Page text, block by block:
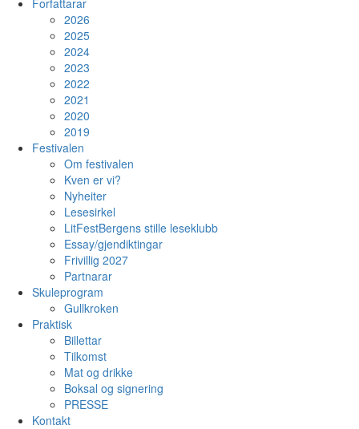
Forfattarar
2026
2025
2024
2023
2022
2021
2020
2019
Festivalen
Om festivalen
Kven er vi?
Nyheiter
Lesesirkel
LitFestBergens stille leseklubb
Essay/gjendiktingar
Frivillig 2027
Partnarar
Skuleprogram
Gullkroken
Praktisk
Billettar
Tilkomst
Mat og drikke
Boksal og signering
PRESSE
Kontakt